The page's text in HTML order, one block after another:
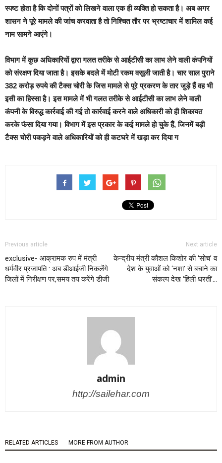
स्पष्ट होता है कि दोनों पत्रों को लिखने वाला एक ही व्यक्ति हो सकता है। अब अगर
शासन ने पूरे मामले की जांच करवाता है तो निश्चित तौर पर भ्रष्टाचार में शामिल कई
नाम सामने आएंगे।
विभाग में कुछ अधिकारियों द्वारा गलत तरीके से आईटीसी का लाभ लेने वाली कंपनियों
को संरक्षण दिया जाता है। इसके बदले में मोटी रकम वसूली जाती है। चार साल पुराने
382 करोड़ रुपये की टैक्स चोरी के जिस मामले से पूरे प्रकरण के तार जुड़े हैं वह भी
इसी का हिस्सा है। इस मामले में भी गलत तरीके से आईटीसी का लाभ लेने वाली
कंपनी के विरुद्ध कार्रवाई की गई तो कार्रवाई करने वाले अधिकारी को ही शिकायत
करके फंसा दिया गया। विभाग में इस प्रकार के कई मामले हो चुके हैं, जिनमें बड़ी
टैक्स चोरी पकड़ने वाले अधिकारियों को ही कटघरे में खड़ा कर दिया ग
Previous article
exclusive- आक्रामक रुप में मंत्री
धर्मवीर प्रजापति : अब डीआईजी निकलेंगे
जिलों में निरीक्षण पर,समय तय करेंगे डीजी
Next article
केन्द्रीय मंत्री कौशल किशोर की ‘सोच’ व
देश के युवाओं को ‘नशा’ से बचाने का
संकल्प देख ‘हिली धरती’…
admin
http://sailehar.com
RELATED ARTICLES MORE FROM AUTHOR